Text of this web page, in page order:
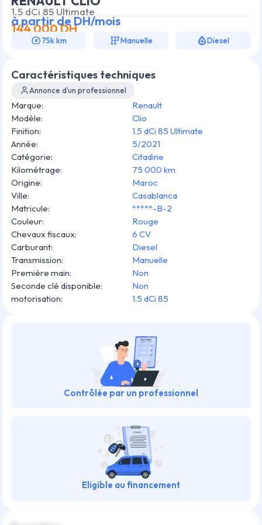
Caractéristiques techniques
Annonce d’un professionnel
Marque:
Renault
Modèle:
Clio
Finition:
1.5 dCi 85 Ultimate
Année:
5/2021
Catégorie:
Citadine
Kilométrage:
75 000 km
Origine:
Maroc
Ville:
Casablanca
Matricule:
*****-B-2
Couleur:
Rouge
Chevaux fiscaux:
6 CV
Carburant:
Diesel
Transmission:
Manuelle
Première main:
Non
Seconde clé disponible:
Non
motorisation: 1.5 dCi 85
Contrôlée par un professionnel
Eligible au financement
1.5 dCi 85 Ultimate
à partir deDH/mois
144 000DH
75k km Manuelle Diesel